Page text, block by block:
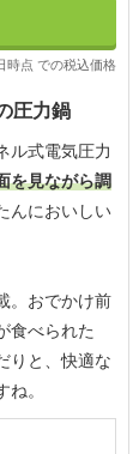
時点 での税込価格
圧力鍋
ル式電気圧力
を見ながら調
んにおいしい
。おでかけ前
食べられた
りと、快適な
。